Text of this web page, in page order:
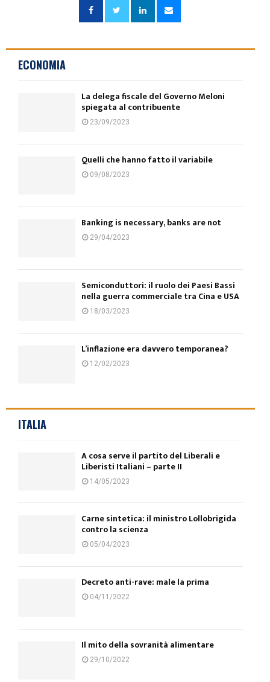
ECONOMIA
La delega fiscale del Governo Meloni
spiegata al contribuente
23/09/2023
Quelli che hanno fatto il variabile
09/08/2023
Banking is necessary, banks are not
29/04/2023
Semiconduttori: il ruolo dei Paesi Bassi
nella guerra commerciale tra Cina e USA
18/03/2023
L’inflazione era davvero temporanea?
12/02/2023
ITALIA
A cosa serve il partito del Liberali e
Liberisti Italiani – parte II
14/05/2023
Carne sintetica: il ministro Lollobrigida
contro la scienza
05/04/2023
Decreto anti-rave: male la prima
04/11/2022
Il mito della sovranità alimentare
29/10/2022